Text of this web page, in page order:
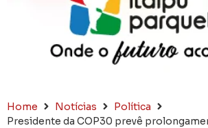
Home Notícias
Política
Presidente da COP30 prevê